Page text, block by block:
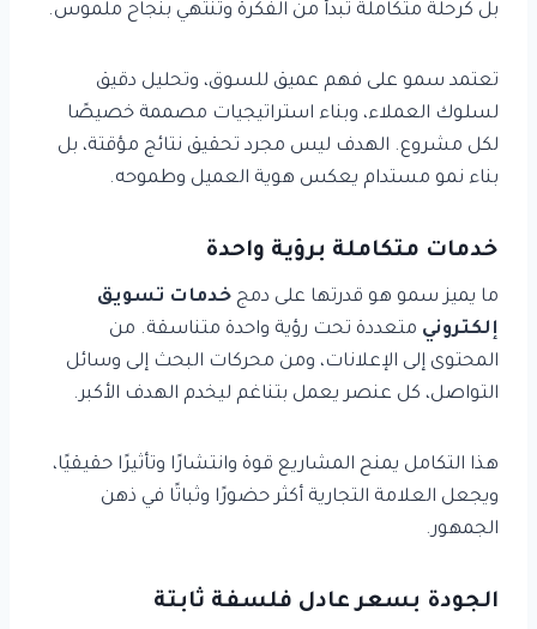
بل كرحلة متكاملة تبدأ من الفكرة وتنتهي بنجاح ملموس.
تعتمد سمو على فهم عميق للسوق، وتحليل دقيق
لسلوك العملاء، وبناء استراتيجيات مصممة خصيصًا
لكل مشروع. الهدف ليس مجرد تحقيق نتائج مؤقتة، بل
بناء نمو مستدام يعكس هوية العميل وطموحه.
خدمات متكاملة برؤية واحدة
ما يميز سمو هو قدرتها على دمج خدمات تسويق
إلكتروني متعددة تحت رؤية واحدة متناسقة. من
المحتوى إلى الإعلانات، ومن محركات البحث إلى وسائل
التواصل، كل عنصر يعمل بتناغم ليخدم الهدف الأكبر.
هذا التكامل يمنح المشاريع قوة وانتشارًا وتأثيرًا حقيقيًا،
ويجعل العلامة التجارية أكثر حضورًا وثباتًا في ذهن
الجمهور.
الجودة بسعر عادل فلسفة ثابتة